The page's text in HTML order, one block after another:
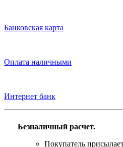
Банковская карта
Оплата наличными
Интернет банк
Безналичный расчет.
Покупатель